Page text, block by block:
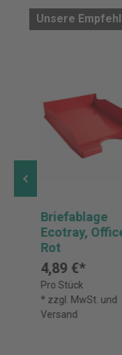
Unsere
Briefablage
Ecotray,
Rot
4,89 €*
Pro Stück
* zzgl. MwSt. und
Versand